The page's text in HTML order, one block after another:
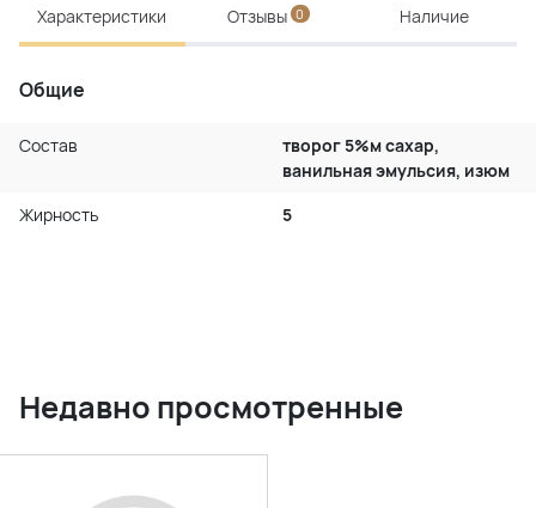
Характеристики Отзывы 0 Наличие
Общие
Состав
творог 5%м сахар,
ванильная эмульсия, изюм
Жирность
5
Недавно просмотренные